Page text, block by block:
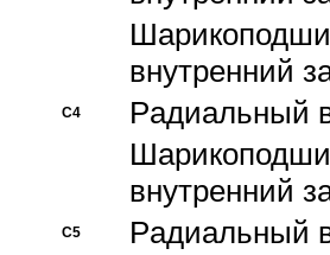
внутренний
C4
Pадиальный
внутренний
C5 Pадиальный